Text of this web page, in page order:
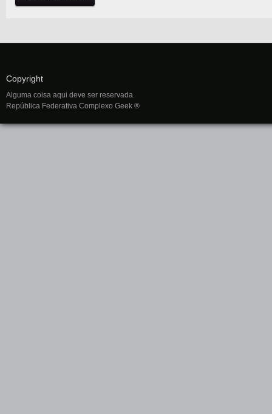
Copyright
Alguma coisa aqui deve ser reservada.
República Federativa Complexo Geek ®